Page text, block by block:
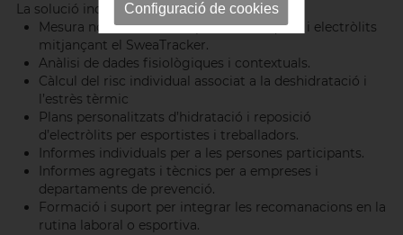
La solució inclou:
Mesura no invasiva de la pèrdua de líquids i electròlits
mitjançant el SweaTracker.
Anàlisi de dades fisiològiques i contextuals.
Càlcul del risc individual associat a la deshidratació i
l’estrès tèrmic
Plans personalitzats d’hidratació i reposició
d’electròlits per esportistes i treballadors.
Informes individuals per a les persones participants.
Informes agregats i tècnics per a empreses i
departaments de prevenció.
Formació i suport per integrar les recomanacions en la
rutina laboral o esportiva.
Configuració de cookies